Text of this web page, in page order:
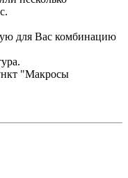
для Вас комбинацию
"Макросы